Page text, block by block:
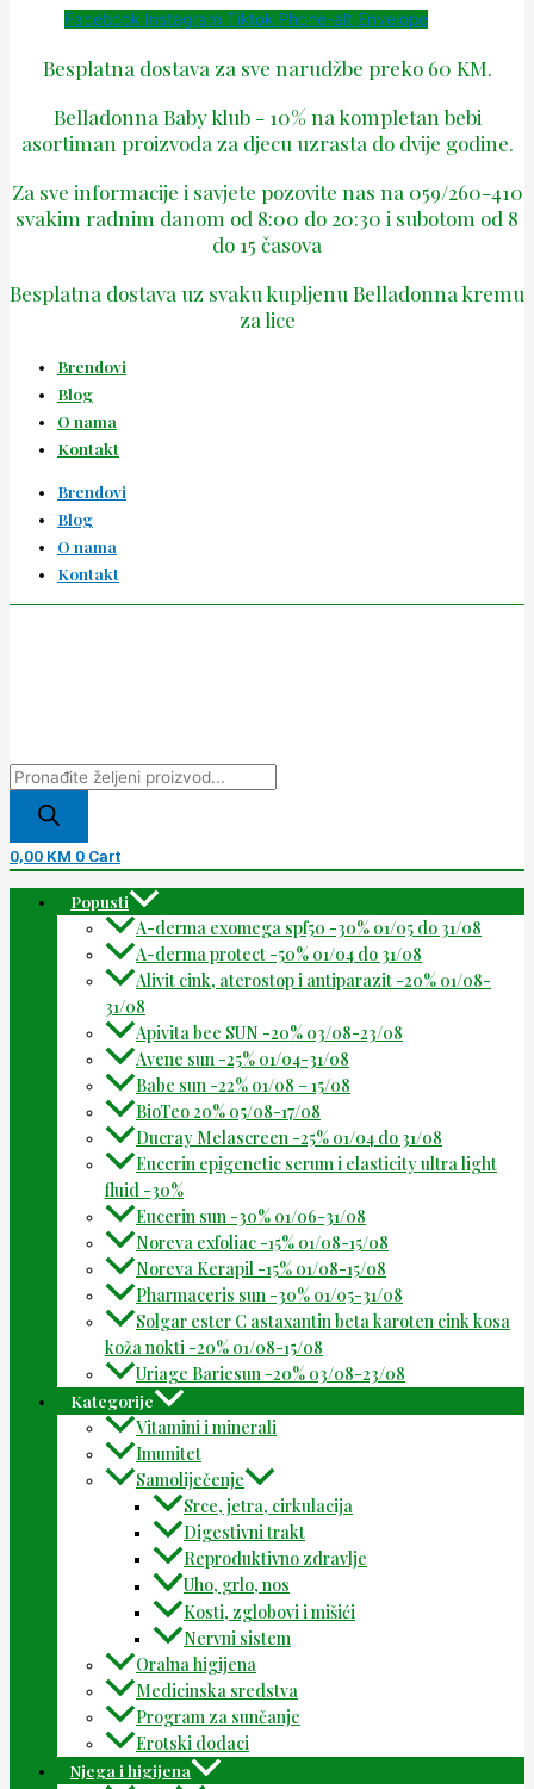
Facebook Instagram Tiktok Phone-alt Envelope
Besplatna dostava za sve narudžbe preko 60 KM.
Belladonna Baby klub - 10% na kompletan bebi
asortiman proizvoda za djecu uzrasta do dvije godine.
Za sve informacije i savjete pozovite nas na 059/260-410
svakim radnim danom od 8:00 do 20:30 i subotom od 8
do 15 časova
Besplatna dostava uz svaku kupljenu Belladonna kremu
za lice
Brendovi
Blog
O nama
Kontakt
Brendovi
Blog
O nama
Kontakt
0,00 KM 0 Cart
Popusti
A-derma exomega spf50 -30% 01/05 do 31/08
A-derma protect -50% 01/04 do 31/08
Alivit cink, aterostop i antiparazit -20% 01/08-
31/08
Apivita bee SUN -20% 03/08-23/08
Avene sun -25% 01/04-31/08
Babe sun -22% 01/08 – 15/08
BioTeo 20% 05/08-17/08
Ducray Melascreen -25% 01/04 do 31/08
Eucerin epigenetic serum i elasticity ultra light
fluid -30%
Eucerin sun -30% 01/06-31/08
Noreva exfoliac -15% 01/08-15/08
Noreva Kerapil -15% 01/08-15/08
Pharmaceris sun -30% 01/05-31/08
Solgar ester C astaxantin beta karoten cink kosa
koža nokti -20% 01/08-15/08
Uriage Bariesun -20% 03/08-23/08
Kategorije
Vitamini i minerali
Imunitet
Samoliječenje
Srce, jetra, cirkulacija
Digestivni trakt
Reproduktivno zdravlje
Uho, grlo, nos
Kosti, zglobovi i mišići
Nervni sistem
Oralna higijena
Medicinska sredstva
Program za sunčanje
Erotski dodaci
Njega i higijena